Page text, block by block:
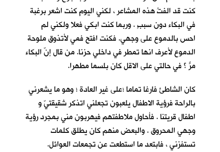
كنت قد الفتُ هذه المشاعر ، لكني اليوم كنت اشعر برغبة
في البكاء دون سببٍ . وربما كنت ابكي فعلا ولكني لم
احس بالدموع على وجهي. فكنت افتح فمي لأتذوق ملوحة
الدموع لأعرف انها تمطر في داخلي حزنا. من قال إنّ البكاء
مرٌّ ؟ في حالتي على الاقل كان بلسما مطهرا.
كان الشاطئ فارغا تماما ؛على غير العادة ؛ وهو ما يشعرني
بالراحة فرؤية الاطفال يلعبون تجعلني اتذكر شقيقتيّ و
اطفال قريتنا . فأحاول ملاطفتهم فيهربون مني بمجرد رؤية
وجهي المحروق . والبعض منهم كان يطلق كلمات
تستفزني ، فابتعد ما استطعت عن تجمعات العوائل.